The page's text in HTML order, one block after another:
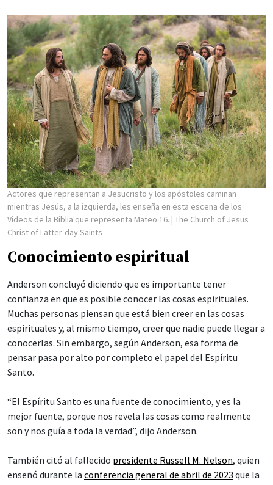
Actores que representan a Jesucristo y los apóstoles caminan
mientras Jesús, a la izquierda, les enseña en esta escena de los
Videos de la Biblia que representa Mateo 16. | The Church of Jesus
Christ of Latter-day Saints
Conocimiento espiritual
Anderson concluyó diciendo que es importante tener
confianza en que es posible conocer las cosas espirituales.
Muchas personas piensan que está bien creer en las cosas
espirituales y, al mismo tiempo, creer que nadie puede llegar a
conocerlas. Sin embargo, según Anderson, esa forma de
pensar pasa por alto por completo el papel del Espíritu
Santo.
“El Espíritu Santo es una fuente de conocimiento, y es la
mejor fuente, porque nos revela las cosas como realmente
son y nos guía a toda la verdad”, dijo Anderson.
También citó al fallecido presidente Russell M. Nelson, quien
enseñó durante la conferencia general de abril de 2023 que la